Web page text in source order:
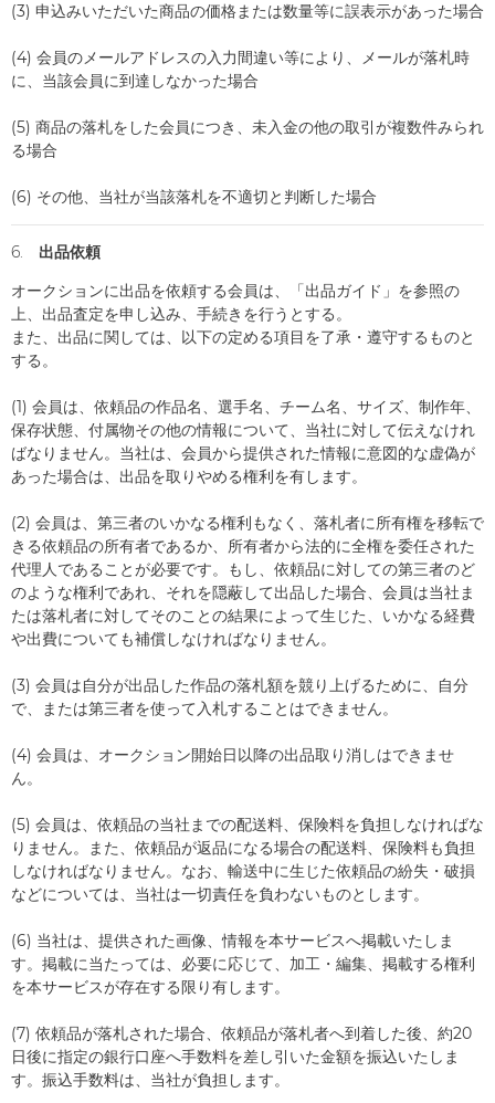
(3) 申込みいただいた商品の価格または数量等に誤表示があった場合
(4) 会員のメールアドレスの入力間違い等により、メールが落札時
に、当該会員に到達しなかった場合
(5) 商品の落札をした会員につき、未入金の他の取引が複数件みられ
る場合
(6) その他、当社が当該落札を不適切と判断した場合
6. 出品依頼
オークションに出品を依頼する会員は、「出品ガイド」を参照の
上、出品査定を申し込み、手続きを行うとする。
また、出品に関しては、以下の定める項目を了承・遵守するものと
する。
(1) 会員は、依頼品の作品名、選手名、チーム名、サイズ、制作年、
保存状態、付属物その他の情報について、当社に対して伝えなけれ
ばなりません。当社は、会員から提供された情報に意図的な虚偽が
あった場合は、出品を取りやめる権利を有します。
(2) 会員は、第三者のいかなる権利もなく、落札者に所有権を移転で
きる依頼品の所有者であるか、所有者から法的に全権を委任された
代理人であることが必要です。もし、依頼品に対しての第三者のど
のような権利であれ、それを隠蔽して出品した場合、会員は当社ま
たは落札者に対してそのことの結果によって生じた、いかなる経費
や出費についても補償しなければなりません。
(3) 会員は自分が出品した作品の落札額を競り上げるために、自分
で、または第三者を使って入札することはできません。
(4) 会員は、オークション開始日以降の出品取り消しはできませ
ん。
(5) 会員は、依頼品の当社までの配送料、保険料を負担しなければな
りません。また、依頼品が返品になる場合の配送料、保険料も負担
しなければなりません。なお、輸送中に生じた依頼品の紛失・破損
などについては、当社は一切責任を負わないものとします。
(6) 当社は、提供された画像、情報を本サービスへ掲載いたしま
す。掲載に当たっては、必要に応じて、加工・編集、掲載する権利
を本サービスが存在する限り有します。
(7) 依頼品が落札された場合、依頼品が落札者へ到着した後、約20
日後に指定の銀行口座へ手数料を差し引いた金額を振込いたしま
す。振込手数料は、当社が負担します。